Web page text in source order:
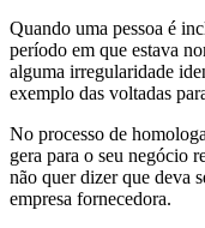
Quando uma pessoa é
período em que estava
alguma irregularidade
exemplo das voltadas
No processo de
gera para o seu negócio
não quer dizer que deva
empresa fornecedora.